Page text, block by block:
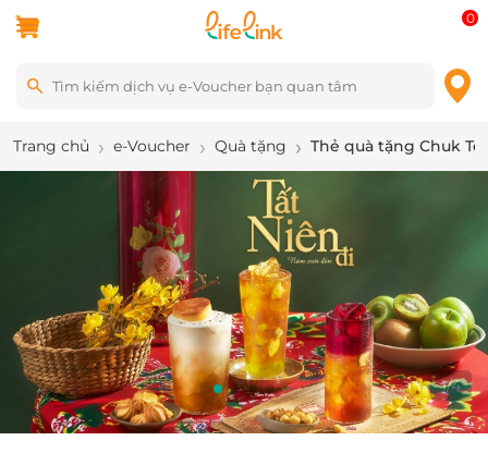
0
Trang chủ e-Voucher Quà tặng Thẻ quà tặng Chuk
1/4